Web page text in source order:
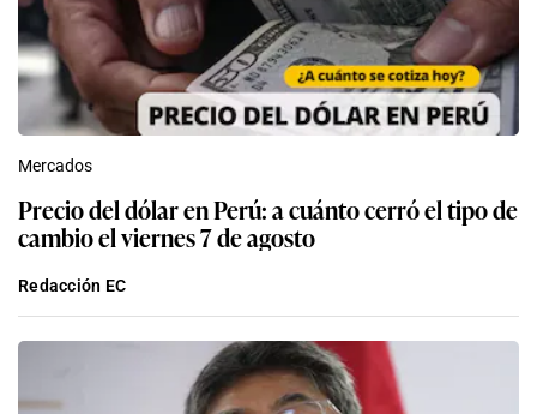
Mercados
Precio del dólar en Perú: a cuánto cerró el tipo de
cambio el viernes 7 de agosto
Redacción EC